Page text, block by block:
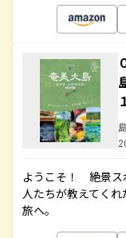
ようこそ！ 絶景ス
人たちが教えてく
旅へ。